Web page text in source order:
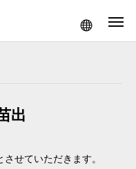
出
せていただきます。